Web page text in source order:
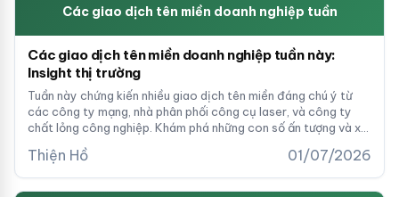
Các giao dịch tên miền doanh nghiệp tuần
Các giao dịch tên miền doanh nghiệp tuần này:
Insight thị trường
Tuần này chứng kiến nhiều giao dịch tên miền đáng chú ý từ
các công ty mạng, nhà phân phối công cụ laser, và công ty
chất lỏng công nghiệp. Khám phá những con số ấn tượng và xu
Thiện Hồ 01/07/2026